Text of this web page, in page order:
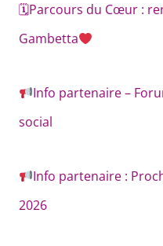
🗓Parcours du Cœur :
Gambetta
Info partenaire –
social
Info partenaire :
2026